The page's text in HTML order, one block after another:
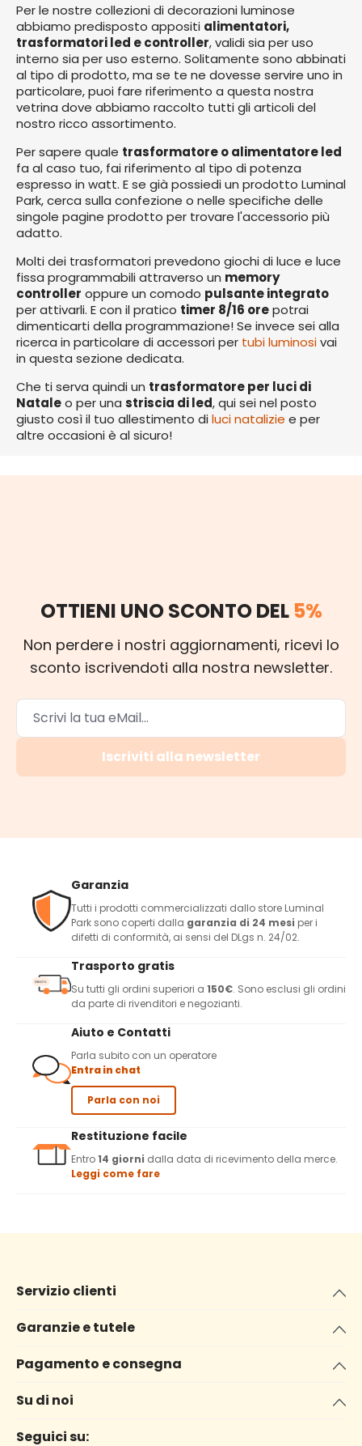
Per le nostre collezioni di decorazioni luminose
abbiamo predisposto appositi alimentatori,
trasformatori led e controller, validi sia per uso
interno sia per uso esterno. Solitamente sono abbinati
al tipo di prodotto, ma se te ne dovesse servire uno in
particolare, puoi fare riferimento a questa nostra
vetrina dove abbiamo raccolto tutti gli articoli del
nostro ricco assortimento.
Per sapere quale trasformatore o alimentatore led
fa al caso tuo, fai riferimento al tipo di potenza
espresso in watt. E se già possiedi un prodotto Luminal
Park, cerca sulla confezione o nelle specifiche delle
singole pagine prodotto per trovare l'accessorio più
adatto.
Molti dei trasformatori prevedono giochi di luce e luce
fissa programmabili attraverso un memory
controller oppure un comodo pulsante integrato
per attivarli. E con il pratico timer 8/16 orepotrai
dimenticarti della programmazione! Se invece sei alla
ricerca in particolare di accessori per tubi luminosivai
in questa sezione dedicata.
Che ti serva quindi un trasformatore per luci di
Nataleo per una striscia di led, qui sei nel posto
giusto così il tuo allestimento di luci natalizie e per
altre occasioni è al sicuro!
OTTIENI UNO SCONTO DEL 5%
Non perdere i nostri aggiornamenti, ricevi lo
sconto iscrivendoti alla nostra newsletter.
Iscriviti alla newsletter
Garanzia
Tutti i prodotti commercializzati dallo store Luminal
Park sono coperti dalla garanzia di 24 mesi per i
difetti di conformità, ai sensi del DLgs n. 24/02.
Trasporto gratis
Su tutti gli ordini superiori a 150€. Sono esclusi gli ordini
da parte di rivenditori e negozianti.
Aiuto e Contatti
Parla subito con un operatore
Entra in chat
Parla con noi
Restituzione facile
Entro14 giorni dalla data di ricevimento della merce.
Leggi come fare
Servizio clienti
Garanzie e tutele
Pagamento e consegna
Su di noi
Seguici su: